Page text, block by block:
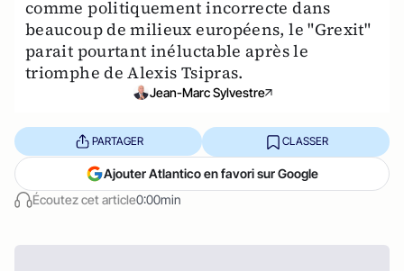
comme politiquement incorrecte dans
beaucoup de milieux européens, le "Grexit"
parait pourtant inéluctable après le
triomphe de Alexis Tsipras.
Jean-Marc Sylvestre
Écoutez cet article0:00min
PARTAGER CLASSER
Ajouter Atlantico en favori sur Google